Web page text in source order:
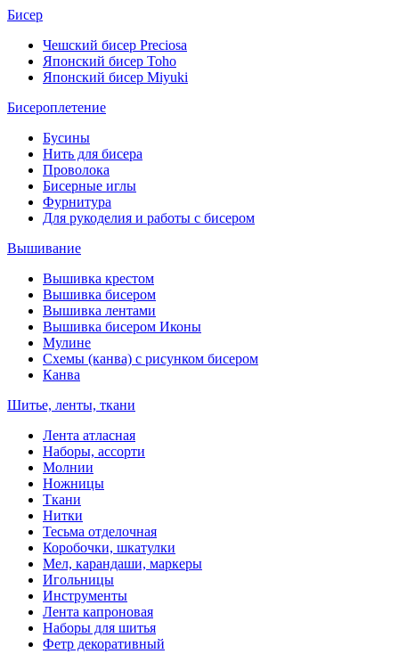
Бисер
Чешский бисер Preciosa
Японский бисер Toho
Японский бисер Miyuki
Бисероплетение
Бусины
Нить для бисера
Проволока
Бисерные иглы
Фурнитура
Для рукоделия и работы с бисером
Вышивание
Вышивка крестом
Вышивка бисером
Вышивка лентами
Вышивка бисером Иконы
Мулине
Схемы (канва) с рисунком бисером
Канва
Шитье, ленты, ткани
Лента атласная
Наборы, ассорти
Молнии
Ножницы
Ткани
Нитки
Тесьма отделочная
Коробочки, шкатулки
Мел, карандаши, маркеры
Игольницы
Инструменты
Лента капроновая
Наборы для шитья
Фетр декоративный